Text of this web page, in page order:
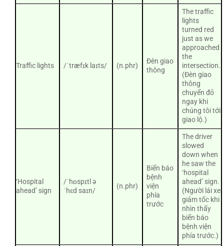
Traffic lights /ˈtræfɪk laɪts/ (n.phr)
Đèn giao
thông
The traffic
lights
turned red
just as we
approached
the
intersection.
(Đèn giao
thông
chuyển đỏ
ngay khi
chúng tôi tới
giao lộ.)
‘Hospital
ahead’ sign
/ˈhɒspɪtl ə
ˈhɛd saɪn/
(n.phr)
Biển báo
bệnh
viện
phía
trước
The driver
slowed
down when
he saw the
‘hospital
ahead’ sign.
(Người lái xe
giảm tốc khi
nhìn thấy
biển báo
bệnh viện
phía trước.)